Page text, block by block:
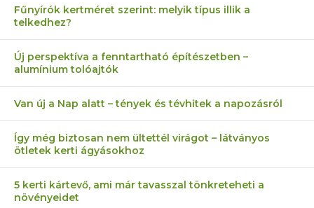
Fűnyírók kertméret szerint: melyik típus illik a
telkedhez?
Új perspektíva a fenntartható építészetben –
alumínium tolóajtók
Van új a Nap alatt – tények és tévhitek a napozásról
Így még biztosan nem ültettél virágot – látványos
ötletek kerti ágyásokhoz
5 kerti kártevő, ami már tavasszal tönkreteheti a
növényeidet